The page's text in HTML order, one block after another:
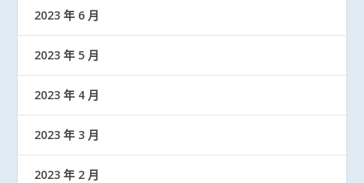
2023 年 6 月
2023 年 5 月
2023 年 4 月
2023 年 3 月
2023 年 2 月